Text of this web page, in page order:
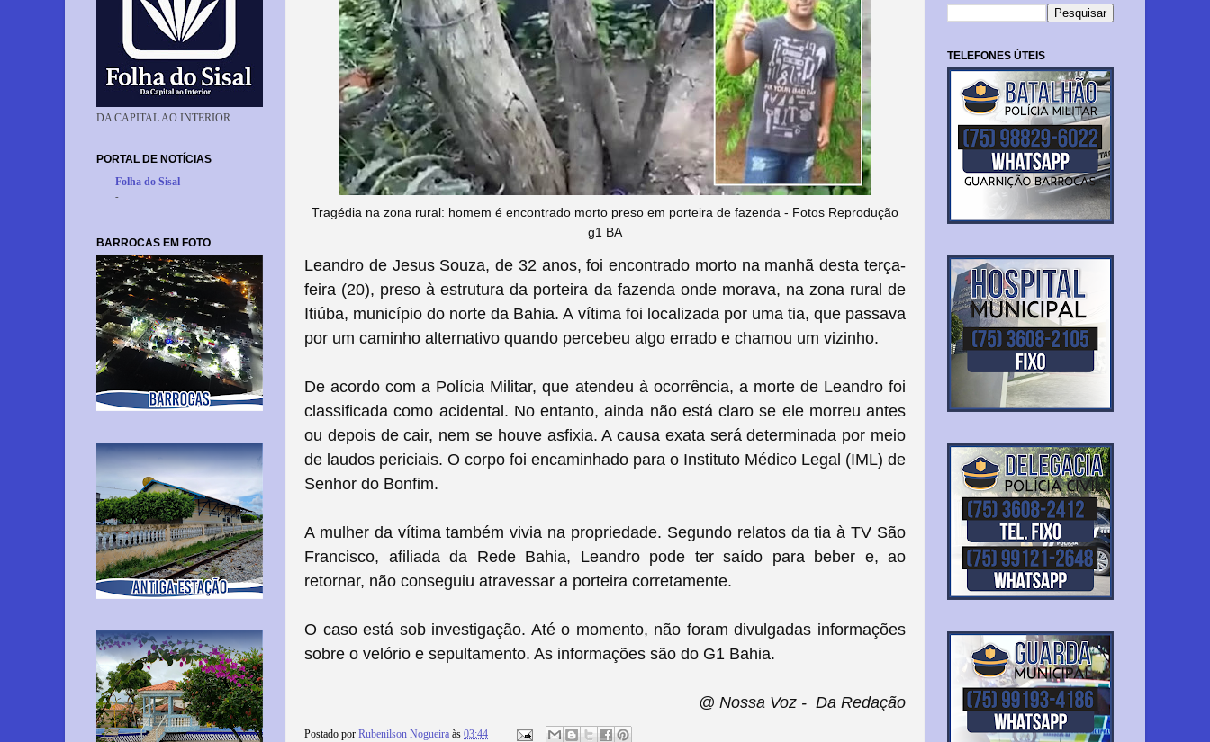
Tragédia na zona rural: homem é encontrado morto preso em porteira de fazenda - Fotos Reprodução
g1 BA
Leandro de Jesus Souza, de 32 anos, foi encontrado morto na manhã desta terça-
feira (20), preso à estrutura da porteira da fazenda onde morava, na zona rural de
Itiúba, município do norte da Bahia. A vítima foi localizada por uma tia, que passava
por um caminho alternativo quando percebeu algo errado e chamou um vizinho.
De acordo com a Polícia Militar, que atendeu à ocorrência, a morte de Leandro foi
classificada como acidental. No entanto, ainda não está claro se ele morreu antes
ou depois de cair, nem se houve asfixia. A causa exata será determinada por meio
de laudos periciais. O corpo foi encaminhado para o Instituto Médico Legal (IML) de
Senhor do Bonfim.
A mulher da vítima também vivia na propriedade. Segundo relatos da tia à TV São
Francisco, afiliada da Rede Bahia, Leandro pode ter saído para beber e, ao
retornar, não conseguiu atravessar a porteira corretamente.
O caso está sob investigação. Até o momento, não foram divulgadas informações
sobre o velório e sepultamento. As informações são do G1 Bahia.
@ Nossa Voz - Da Redação
Postado por Rubenilson Nogueira às 03:44
DA CAPITAL AO INTERIOR
PORTAL DE NOTÍCIAS
Folha do Sisal
-
BARROCAS EM FOTO
TELEFONES ÚTEIS